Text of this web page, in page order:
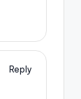
Reply